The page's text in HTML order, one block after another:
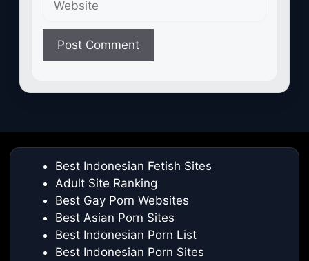
Best Indonesian Fetish Sites
Adult Site Ranking
Best Gay Porn Websites
Best Asian Porn Sites
Best Indonesian Porn List
Best Indonesian Porn Sites